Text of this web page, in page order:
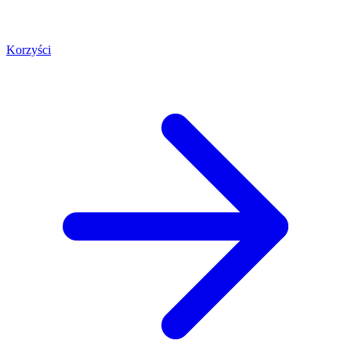
Korzyści